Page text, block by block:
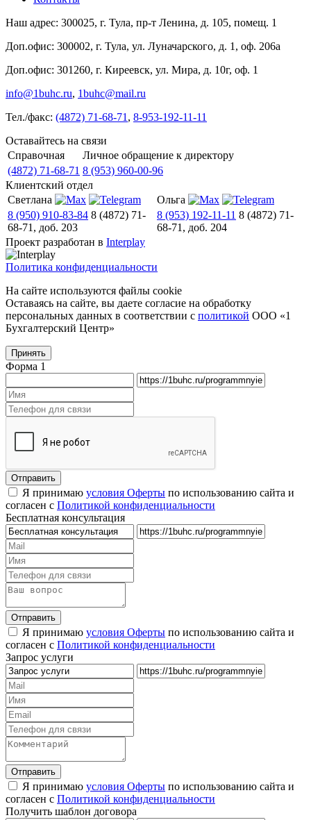
Наш адрес: 300025, г. Тула, пр-т Ленина, д. 105, помещ. 1
Доп.офис: 300002, г. Тула, ул. Луначарского, д. 1, оф. 206а
Доп.офис: 301260, г. Киреевск, ул. Мира, д. 10г, оф. 1
info@1buhc.ru, 1buhc@mail.ru
Тел./факс: (4872) 71-68-71 , 8-953-192-11-11
Оставайтесь на связи
Справочная
Личное обращение к директору
(4872) 71-68-71 8 (953) 960-00-96
Клиентский отдел
Светлана
Ольга
8 (950) 910-83-84 8 (4872) 71-
68-71, доб. 203
8 (953) 192-11-11 8 (4872) 71-
68-71, доб. 204
Проект разработан в Interplay
Политика конфиденциальности
На сайте используются файлы cookie
Оставаясь на сайте, вы даете согласие на обработку
персональных данных в соответствии с политикой ООО «1
Бухгалтерский Центр»
Принять
Форма 1
Я принимаю условия Оферты по использованию сайта и
согласен с Политикой конфиденциальности
Бесплатная консультация
Я принимаю условия Оферты по использованию сайта и
согласен с Политикой конфиденциальности
Запрос услуги
Я принимаю условия Оферты по использованию сайта и
согласен с Политикой конфиденциальности
Получить шаблон договора